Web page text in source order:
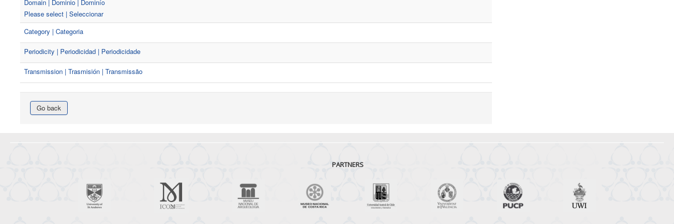
Domain | Dominio | Dominío
Please select | Seleccionar
Category | Categoria
Periodicity | Periodicidad | Periodicidade
Transmission | Trasmisión | Transmissão
Go back
PARTNERS